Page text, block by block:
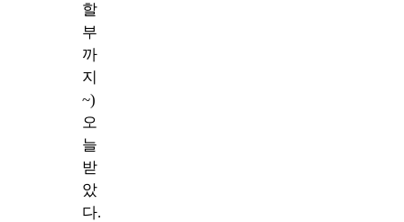
할
부
까
지
~)
오
늘
받
았
다.